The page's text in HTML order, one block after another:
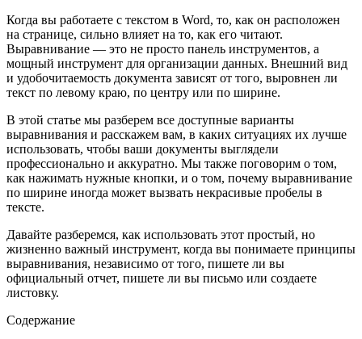
Когда вы работаете с текстом в Word, то, как он расположен
на странице, сильно влияет на то, как его читают.
Выравнивание — это не просто панель инструментов, а
мощный инструмент для организации данных. Внешний вид
и удобочитаемость документа зависят от того, выровнен ли
текст по левому краю, по центру или по ширине.
В этой статье мы разберем все доступные варианты
выравнивания и расскажем вам, в каких ситуациях их лучше
использовать, чтобы ваши документы выглядели
профессионально и аккуратно. Мы также поговорим о том,
как нажимать нужные кнопки, и о том, почему выравнивание
по ширине иногда может вызвать некрасивые пробелы в
тексте.
Давайте разберемся, как использовать этот простый, но
жизненно важный инструмент, когда вы понимаете принципы
выравнивания, независимо от того, пишете ли вы
официальный отчет, пишете ли вы письмо или создаете
листовку.
Содержание